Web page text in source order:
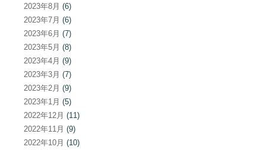
2023年8月 (6)
2023年7月 (6)
2023年6月 (7)
2023年5月 (8)
2023年4月 (9)
2023年3月 (7)
2023年2月 (9)
2023年1月 (5)
2022年12月 (11)
2022年11月 (9)
2022年10月 (10)